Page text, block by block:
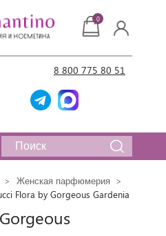
8 800 775 80 51
0
Женская парфюмерия
Flora by Gorgeous Gardenia